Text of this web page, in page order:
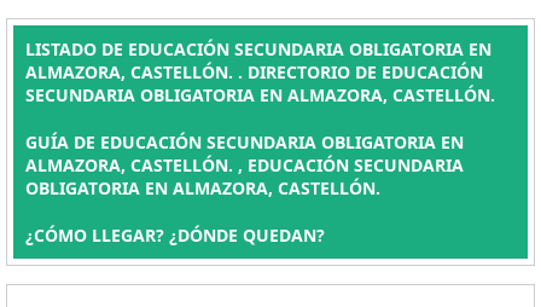
LISTADO DE EDUCACIÓN SECUNDARIA OBLIGATORIA EN
ALMAZORA, CASTELLÓN. . DIRECTORIO DE EDUCACIÓN
SECUNDARIA OBLIGATORIA EN ALMAZORA, CASTELLÓN.
GUÍA DE EDUCACIÓN SECUNDARIA OBLIGATORIA EN
ALMAZORA, CASTELLÓN. , EDUCACIÓN SECUNDARIA
OBLIGATORIA EN ALMAZORA, CASTELLÓN.
¿CÓMO LLEGAR? ¿DÓNDE QUEDAN?